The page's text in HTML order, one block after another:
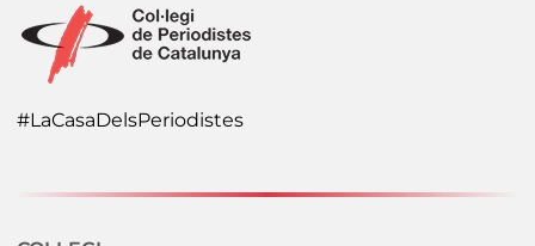
#LaCasaDelsPeriodistes